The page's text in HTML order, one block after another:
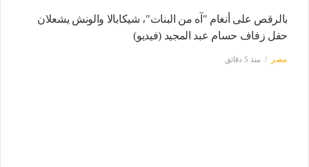
بالرقص على أنغام "آه من البنات"، شيكابالا والونش يشعلان
حفل زفاف حسام عبد المجيد (فيديو)
مصر منذ 5 دقائق